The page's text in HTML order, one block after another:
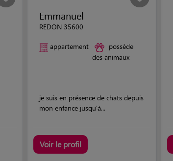
Emmanuel
REDON 35600
appartement
possède
des animaux
je suis en présence de chats depuis
mon enfance jusqu'à...
Voir le profil